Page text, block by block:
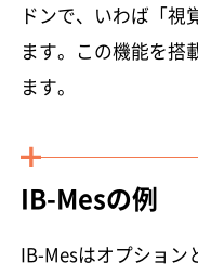
ドンで、いわば「視
ます。この機能を搭
ます。
IB-Mesの例
IB-Mesはオプション